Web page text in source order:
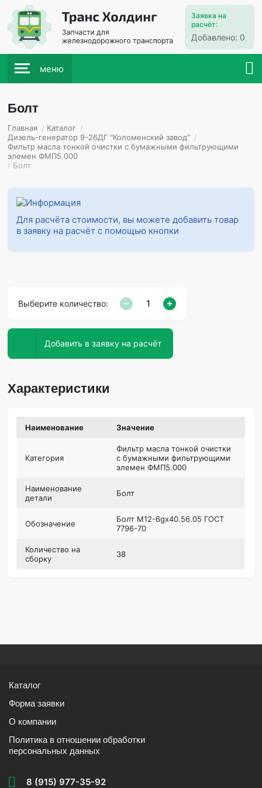
Заявка на
расчёт:
Добавлено: 0
меню
Болт
Главная / Каталог /
Дизель-генератор 9-26ДГ "Коломенский завод" /
Фильтр масла тонкой очистки с бумажными фильтрующими
элемен ФМП5.000
/ Болт
Для расчёта стоимости, вы можете добавить товар
в заявку на расчёт с помощью кнопки
Выберите количество:
Добавить в заявку на расчёт
Характеристики
Наименование Значение
Категория
Фильтр масла тонкой очистки
с бумажными фильтрующими
элемен ФМП5.000
Наименование
детали
Болт
Обозначение
Болт М12-6gх40.56.05 ГОСТ
7796-70
Количество на
сборку
38
Каталог
Форма заявки
О компании
Политика в отношении обработки
персональных данных
8 (915) 977-35-92